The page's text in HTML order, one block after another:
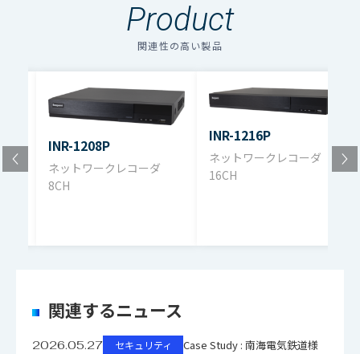
のアイコンの場合はファイル名をクリックするとダウン
ファイル名
ダウンロード
Product
関連性の高い製品
INR-1208P
ネットワークレコーダ
8CH
INR-1216P
ネットワークレコーダ
16CH
関連するニュース
2026.05.27 セキュリティ Case Study : 南海電気鉄道様